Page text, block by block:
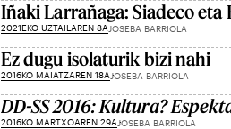
Iñaki Larrañaga: Siadeco eta
2021EKO UZTAILAREN 8AJOSEBA BARRIOLA
Ez dugu isolaturik bizi nahi
2016KO MAIATZAREN 18AJOSEBA BARRIOLA
DD-SS 2016: Kultura?
2016KO MARTXOAREN 29AJOSEBA BARRIOLA